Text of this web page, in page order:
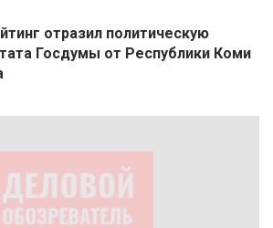
отразил политическую
Госдумы от Республики Коми